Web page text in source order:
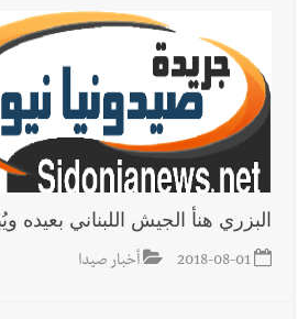
الجيش اللبناني : تفجير
أخبار لبنان
الطقس غدا غائم جزئيا مع
جبلا وداخلا
أخبار لبنان
قوى الأمن الداخلي : كمائن
توقيف 6 مروّجين وضبط كميات من المخدّرات
البزري هنأ الجيش اللبناني بعيده
2018-08-01 أخبار صيدا